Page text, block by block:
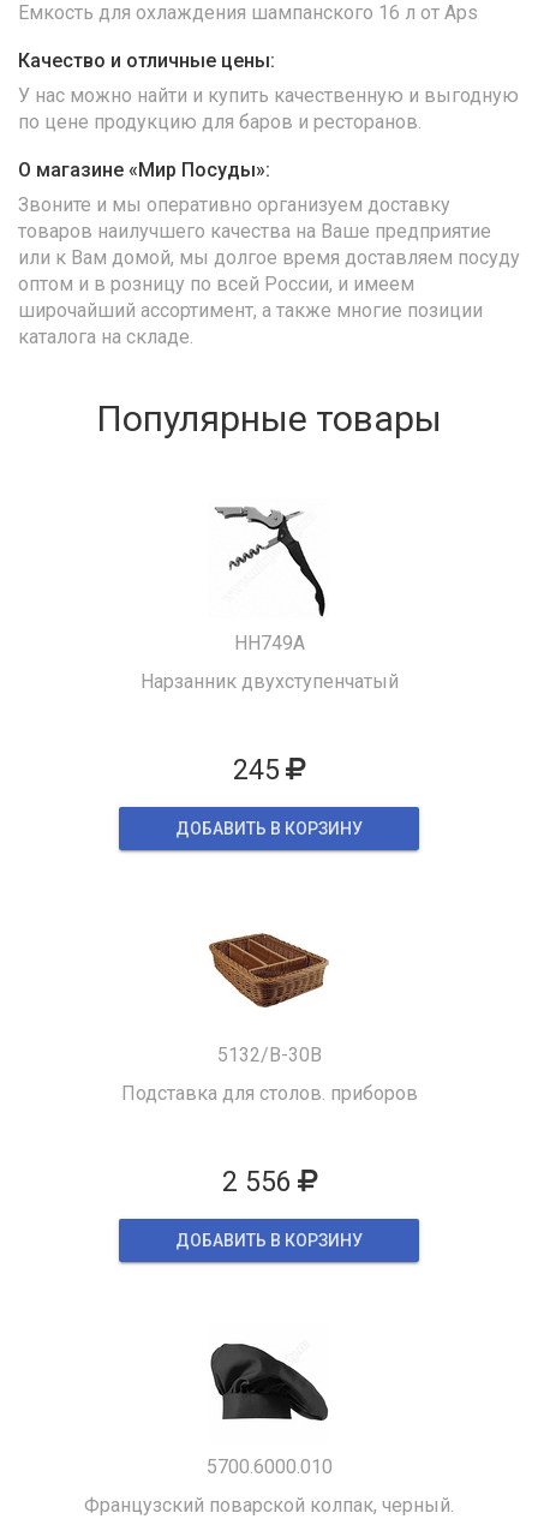
Емкость для охлаждения шампанского 16 л от Aps
Качество и отличные цены:
У нас можно найти и купить качественную и выгодную
по цене продукцию для баров и ресторанов.
О магазине «Мир Посуды»:
Звоните и мы оперативно организуем доставку
товаров наилучшего качества на Ваше предприятие
или к Вам домой, мы долгое время доставляем посуду
оптом и в розницу по всей России, и имеем
широчайший ассортимент, а также многие позиции
каталога на складе.
Популярные товары
HH749A
Нарзанник двухступенчатый
245
ДОБАВИТЬ В КОРЗИНУ
5132/B-30B
Подставка для столов. приборов
2 556
ДОБАВИТЬ В КОРЗИНУ
5700.6000.010
Французский поварской колпак, черный.